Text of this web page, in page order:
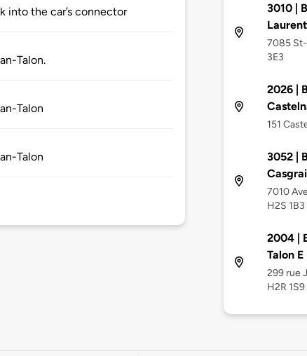
into the car’s connector
Talon.
Talon
Talon
3010 |
Laurent
7085 St-
3E3
2026 |
151
3052 |
7010
H2S 1B3
2004 |
Talon E
299 rue
H2R 1S9